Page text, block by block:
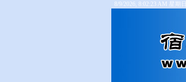
8/9/2026, 8:02:23 AM 星期日